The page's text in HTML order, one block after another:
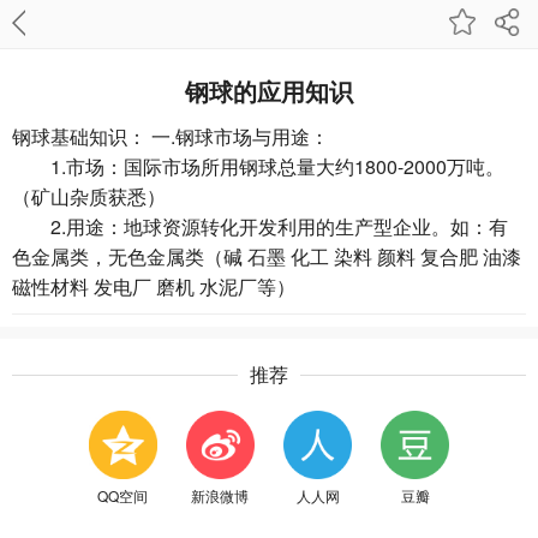
钢球的应用知识
钢球基础知识： 一.钢球市场与用途：
1.市场：国际市场所用钢球总量大约1800-2000万吨。
（矿山杂质获悉）
2.用途：地球资源转化开发利用的生产型企业。如：有
色金属类，无色金属类（碱 石墨 化工 染料 颜料 复合肥 油漆
磁性材料 发电厂 磨机 水泥厂等）
推荐
QQ空间 新浪微博 人人网 豆瓣